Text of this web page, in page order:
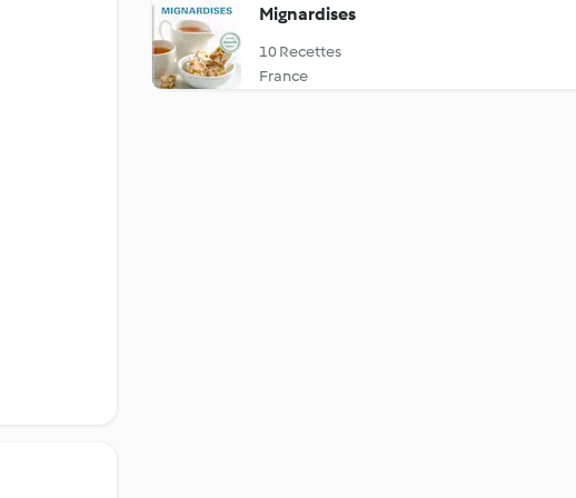
Mignardises
10 Recettes
France